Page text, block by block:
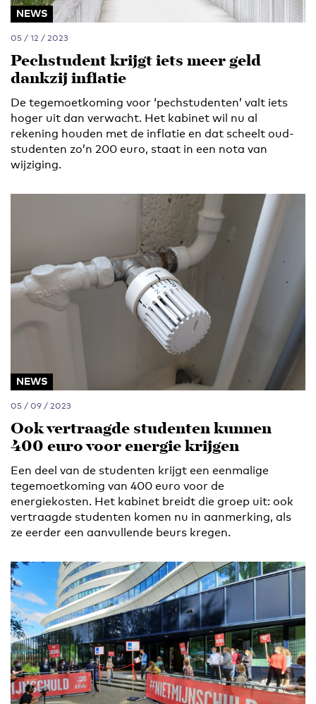
NEWS
05 / 12 / 2023
Pechstudent krijgt iets meer geld
dankzij inflatie
De tegemoetkoming voor ‘pechstudenten’ valt iets
hoger uit dan verwacht. Het kabinet wil nu al
rekening houden met de inflatie en dat scheelt oud-
studenten zo’n 200 euro, staat in een nota van
wijziging.
NEWS
05 / 09 / 2023
Ook vertraagde studenten kunnen
400 euro voor energie krijgen
Een deel van de studenten krijgt een eenmalige
tegemoetkoming van 400 euro voor de
energiekosten. Het kabinet breidt die groep uit: ook
vertraagde studenten komen nu in aanmerking, als
ze eerder een aanvullende beurs kregen.